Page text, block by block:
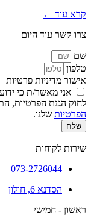
קרא עוד ←
צרו קשר עוד היום
שם
טלפון
אישור מדיניות פרטיות
אני מאשר/ת כי
לחוק הגנת הפרטיות, התשמ"א–1981 (כולל
הפרטיות שלנו.
שלח
שירות לקוחות
073-2726044
הסדנא 6, חולון
ראשון - חמישי